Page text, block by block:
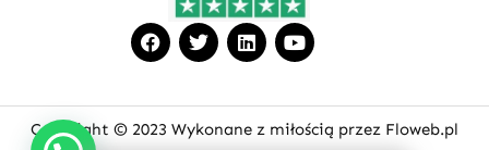
F
a
c
b
o
T
w
i
t
e
L
i
n
e
d
Y
o
u
u
b
Copyright © 2023 Wykonane z miłością przez Floweb.pl